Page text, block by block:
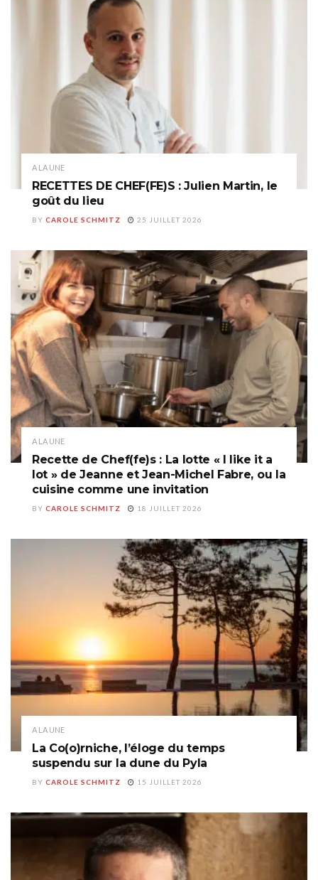
A LA UNE
RECETTES DE CHEF(FE)S : Julien Martin, le
goût du lieu
BY CAROLE SCHMITZ 25 JUILLET 2026
A LA UNE
Recette de Chef(fe)s : La lotte « I like it a
lot » de Jeanne et Jean-Michel Fabre, ou la
cuisine comme une invitation
BY CAROLE SCHMITZ 18 JUILLET 2026
A LA UNE
La Co(o)rniche, l’éloge du temps
suspendu sur la dune du Pyla
BY CAROLE SCHMITZ 15 JUILLET 2026